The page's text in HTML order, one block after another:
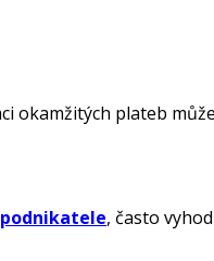
okamžitých plateb
, často